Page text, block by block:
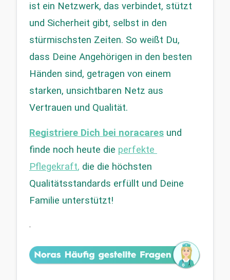
ist ein Netzwerk, das verbindet, stützt
und Sicherheit gibt, selbst in den
stürmischsten Zeiten. So weißt Du,
dass Deine Angehörigen in den besten
Händen sind, getragen von einem
starken, unsichtbaren Netz aus
Vertrauen und Qualität.
Registriere Dich bei noracares und
finde noch heute die perfekte
Pflegekraft, die die höchsten
Qualitätsstandards erfüllt und Deine
Familie unterstützt!
.